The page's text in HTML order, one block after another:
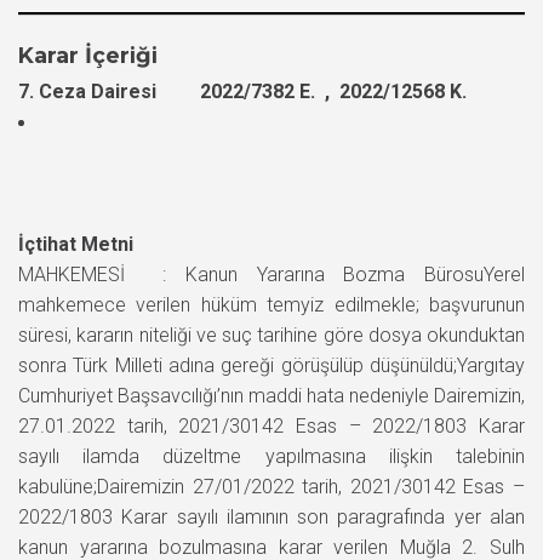
Karar İçeriği
7. Ceza Dairesi 2022/7382 E. , 2022/12568 K.
İçtihat Metni
MAHKEMESİ : Kanun Yararına Bozma BürosuYerel
mahkemece verilen hüküm temyiz edilmekle; başvurunun
süresi, kararın niteliği ve suç tarihine göre dosya okunduktan
sonra Türk Milleti adına gereği görüşülüp düşünüldü;Yargıtay
Cumhuriyet Başsavcılığı’nın maddi hata nedeniyle Dairemizin,
27.01.2022 tarih, 2021/30142 Esas – 2022/1803 Karar
sayılı ilamda düzeltme yapılmasına ilişkin talebinin
kabulüne;Dairemizin 27/01/2022 tarih, 2021/30142 Esas –
2022/1803 Karar sayılı ilamının son paragrafında yer alan
kanun yararına bozulmasına karar verilen Muğla 2. Sulh